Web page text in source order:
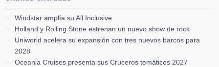
Windstar amplía su All Inclusive
Holland y Rolling Stone estrenan un nuevo show de rock
Uniworld acelera su expansión con tres nuevos barcos para
2028
Oceania Cruises presenta sus Cruceros temáticos 2027